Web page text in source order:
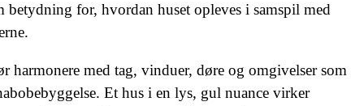
betydning for, hvordan huset opleves i samspil med
harmonere med tag, vinduer, døre og omgivelser som
Et hus i en lys, gul nuance virker